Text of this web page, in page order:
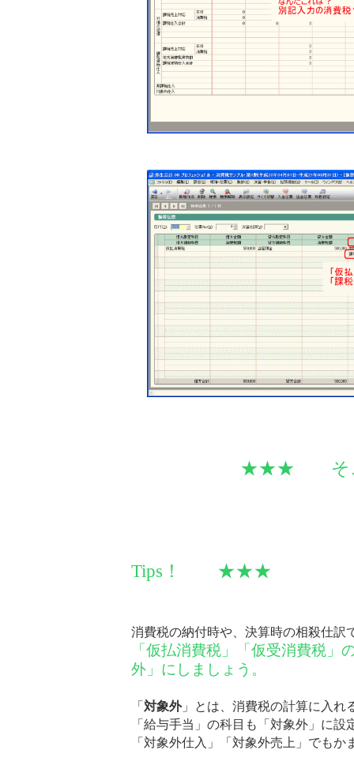
★★★ そこで
Tips！ ★★★
消費税の納付時や、決算時の相殺仕訳
「仮払消費税」「仮受消費税」
外」にしましょう。
「 対象外」とは、消費税の計算に入れ
「給与手当」の科目も「対象外」に設
「対象外仕入」「対象外売上」でもか